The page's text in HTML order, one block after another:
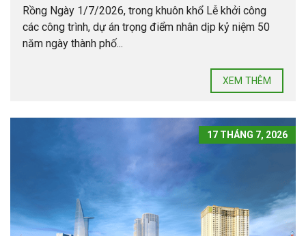
Rồng Ngày 1/7/2026, trong khuôn khổ Lễ khởi công
các công trình, dự án trọng điểm nhân dịp kỷ niệm 50
năm ngày thành phố...
XEM THÊM
17 THÁNG 7, 2026